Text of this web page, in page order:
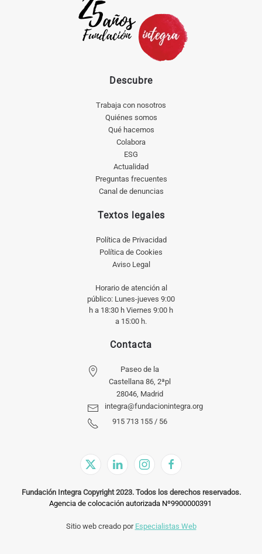
Descubre
Trabaja con nosotros
Quiénes somos
Qué hacemos
Colabora
ESG
Actualidad
Preguntas frecuentes
Canal de denuncias
Textos legales
Política de Privacidad
Política de Cookies
Aviso Legal
Horario de atención al
público: Lunes-jueves 9:00
h a 18:30 h Viernes 9:00 h
a 15:00 h.
Contacta
Paseo de la
Castellana 86, 2ªpl
28046, Madrid
integra@fundacionintegra.org
915 713 155 / 56
Fundación Integra Copyright 2023. Todos los derechos reservados.
Agencia de colocación autorizada Nº9900000391
Sitio web creado por Especialistas Web